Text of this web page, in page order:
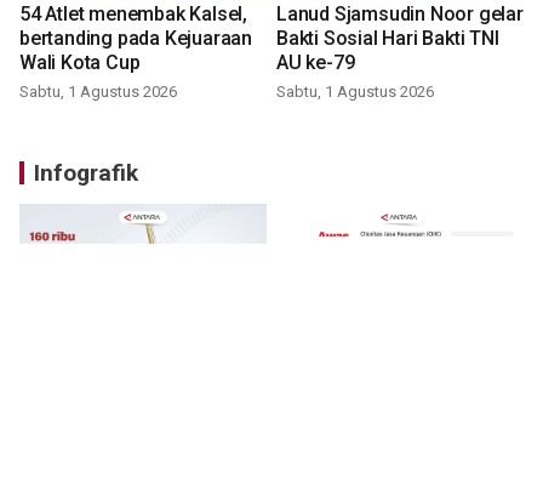
54 Atlet menembak Kalsel,
bertanding pada Kejuaraan
Wali Kota Cup
Sabtu, 1 Agustus 2026
Lanud Sjamsudin Noor gelar
Bakti Sosial Hari Bakti TNI
AU ke-79
Sabtu, 1 Agustus 2026
Infografik